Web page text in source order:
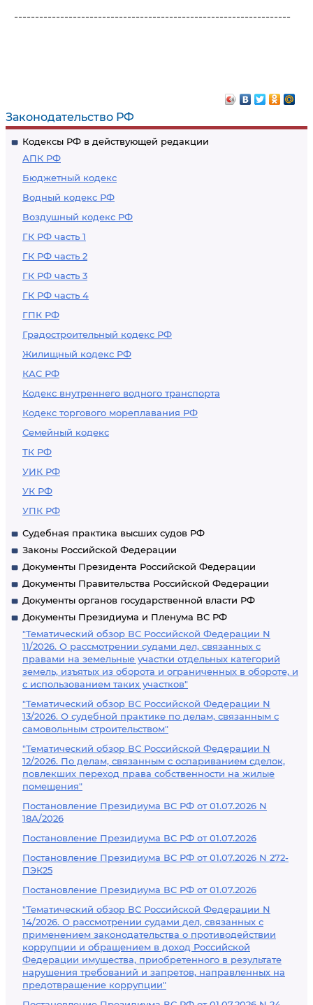
Законодательство РФ
Кодексы РФ в действующей редакции
АПК РФ
Бюджетный кодекс
Водный кодекс РФ
Воздушный кодекс РФ
ГК РФ часть 1
ГК РФ часть 2
ГК РФ часть 3
ГК РФ часть 4
ГПК РФ
Градостроительный кодекс РФ
Жилищный кодекс РФ
КАС РФ
Кодекс внутреннего водного транспорта
Кодекс торгового мореплавания РФ
Семейный кодекс
ТК РФ
УИК РФ
УК РФ
УПК РФ
Судебная практика высших судов РФ
Законы Российской Федерации
Документы Президента Российской Федерации
Документы Правительства Российской Федерации
Документы органов государственной власти РФ
Документы Президиума и Пленума ВС РФ
"Тематический обзор ВС Российской Федерации N
11/2026. О рассмотрении судами дел, связанных с
правами на земельные участки отдельных категорий
земель, изъятых из оборота и ограниченных в обороте, и
с использованием таких участков"
"Тематический обзор ВС Российской Федерации N
13/2026. О судебной практике по делам, связанным с
самовольным строительством"
"Тематический обзор ВС Российской Федерации N
12/2026. По делам, связанным с оспариванием сделок,
повлекших переход права собственности на жилые
помещения"
Постановление Президиума ВС РФ от 01.07.2026 N
18А/2026
Постановление Президиума ВС РФ от 01.07.2026
Постановление Президиума ВС РФ от 01.07.2026 N 272-
ПЭК25
Постановление Президиума ВС РФ от 01.07.2026
"Тематический обзор ВС Российской Федерации N
14/2026. О рассмотрении судами дел, связанных с
применением законодательства о противодействии
коррупции и обращением в доход Российской
Федерации имущества, приобретенного в результате
нарушения требований и запретов, направленных на
предотвращение коррупции"
------------------------------------------------------------------